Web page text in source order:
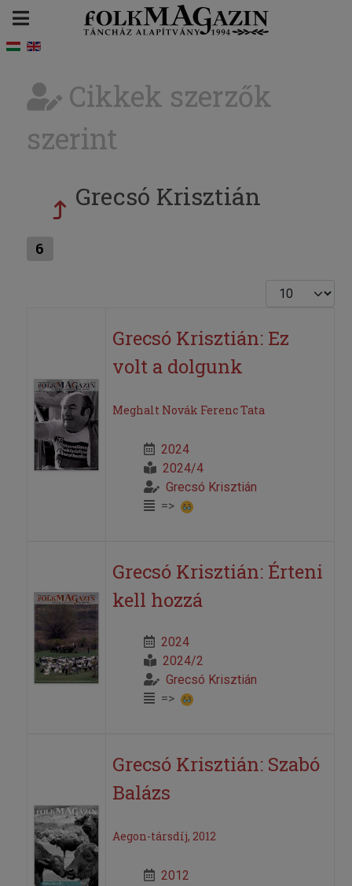
Cikkek szerzők
szerint
Grecsó Krisztián
6
Tételek #
Grecsó Krisztián: Ez
volt a dolgunk
Meghalt Novák Ferenc Tata
2024
2024/4
Grecsó Krisztián
=>
Grecsó Krisztián: Érteni
kell hozzá
2024
2024/2
Grecsó Krisztián
=>
Grecsó Krisztián: Szabó
Balázs
Aegon-társdíj, 2012
2012